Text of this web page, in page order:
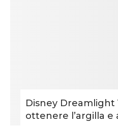
Disney Dreamlight
ottenere l’argilla e